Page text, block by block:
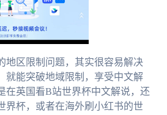
地区限制问题，其实很容易解决
就能突破地域限制，享受中文解
在英国看B站世界杯中文解说，还
界杯，或者在海外刷小红书的世